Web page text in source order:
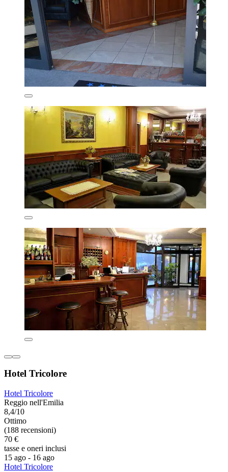
Hotel Tricolore
Hotel Tricolore
Reggio nell'Emilia
8,4/10
Ottimo
(188 recensioni)
70 €
tasse e oneri inclusi
15 ago - 16 ago
Hotel Tricolore